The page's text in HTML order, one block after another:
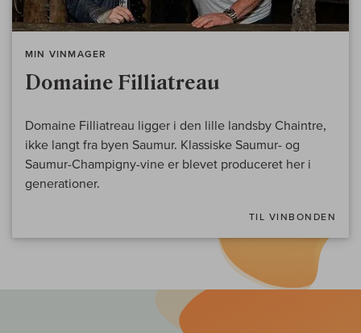
MIN VINMAGER
Domaine Filliatreau
Domaine Filliatreau ligger i den lille landsby Chaintre,
ikke langt fra byen Saumur. Klassiske Saumur- og
Saumur-Champigny-vine er blevet produceret her i
generationer.
TIL VINBONDEN